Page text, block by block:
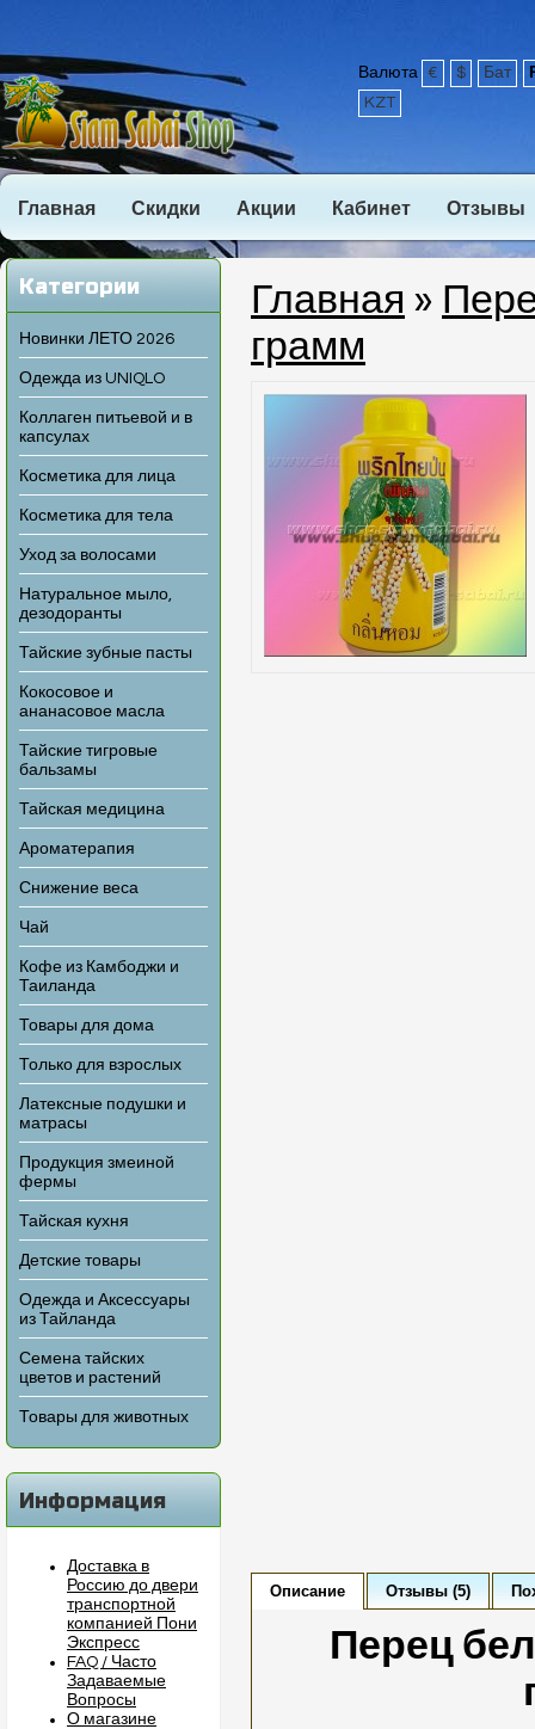
Валюта € $ Бат
KZT
Главная Скидки Акции Кабинет Отзывы
Категории
Новинки ЛЕТО 2026
Одежда из UNIQLO
Коллаген питьевой и в
капсулах
Косметика для лица
Косметика для тела
Уход за волосами
Натуральное мыло,
дезодоранты
Тайские зубные пасты
Кокосовое и
ананасовое масла
Тайские тигровые
бальзамы
Тайская медицина
Ароматерапия
Снижение веса
Чай
Кофе из Камбоджи и
Таиланда
Товары для дома
Только для взрослых
Латексные подушки и
матрасы
Продукция змеиной
фермы
Тайская кухня
Детские товары
Одежда и Аксессуары
из Тайланда
Семена тайских
цветов и растений
Товары для животных
Информация
Доставка в
Россию до двери
транспортной
компанией Пони
Экспресс
FAQ / Часто
Задаваемые
Вопросы
О магазине
Главная »
грамм
Описание Отзывы (5)
Перец